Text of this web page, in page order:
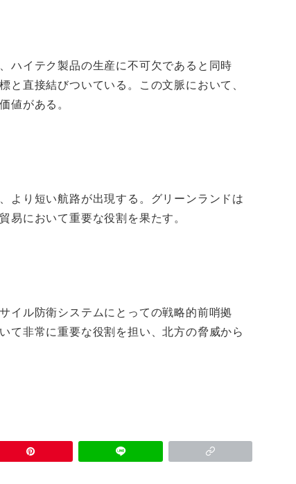
ハイテク製品の生産に不可欠であると同時
直接結びついている。この文脈において、
値がある。
より短い航路が出現する。グリーンランドは
易において重要な役割を果たす。
イル防衛システムにとっての戦略的前哨拠
て非常に重要な役割を担い、北方の脅威から